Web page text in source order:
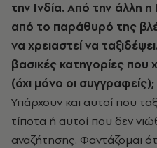
την Ινδία. Από την άλλη η
από το παράθυρό της
να χρειαστεί να
βασικές κατηγορίες που
(όχι μόνο οι συγγραφείς);
Υπάρχουν και αυτοί που
τίποτα ή αυτοί που δεν
αναζήτησης. Φαντάζομαι